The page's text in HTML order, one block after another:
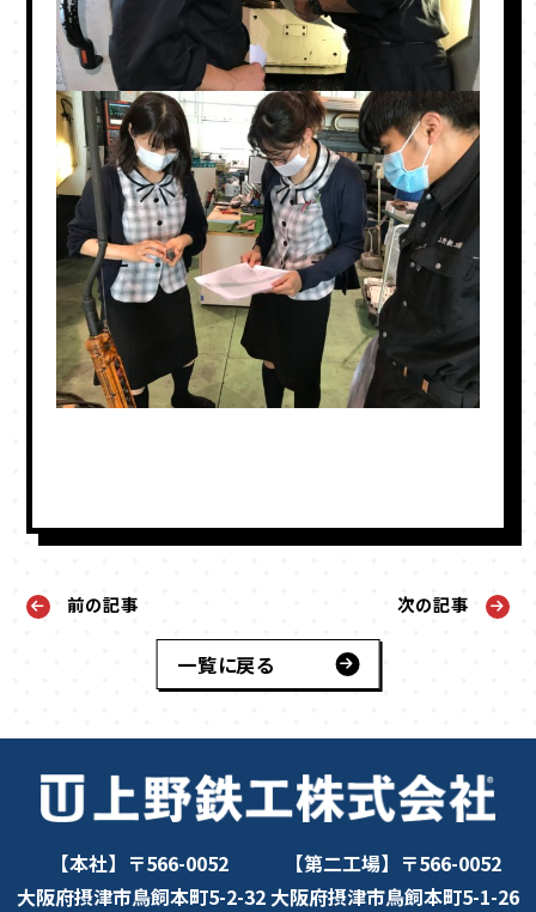
前の記事 次の記事
一覧に戻る
【本社】〒566-0052
大阪府摂津市鳥飼本町5-2-32
【第二工場】〒566-0052
大阪府摂津市鳥飼本町5-1-26